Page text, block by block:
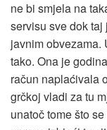
ne bi smjela na
servisu sve dok
javnim obvezama.
tako. Ona je
račun naplaćivala
grčkoj vladi za tu
unatoč tome što